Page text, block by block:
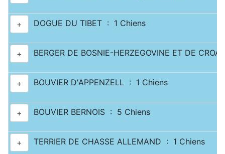
+ DOGUE DU TIBET : 1 Chiens
+ BERGER DE BOSNIE-HERZEGOVINE ET DE
+ BOUVIER D'APPENZELL : 1 Chiens
+ BOUVIER BERNOIS : 5 Chiens
+ TERRIER DE CHASSE ALLEMAND : 1 Chiens